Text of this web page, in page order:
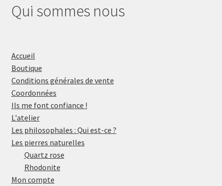
Qui sommes nous
Accueil
Boutique
Conditions générales de vente
Coordonnées
Ils me font confiance !
L'atelier
Les philosophales : Qui est-ce ?
Les pierres naturelles
Quartz rose
Rhodonite
Mon compte